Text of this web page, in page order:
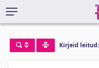
Kirjeid